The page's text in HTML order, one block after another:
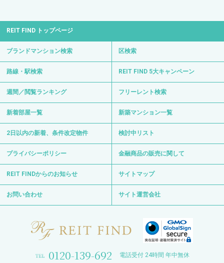
REIT FIND トップページ
ブランドマンション検索 区検索
路線・駅検索 REIT FIND 5大キャンペーン
週間／閲覧ランキング フリーレント検索
新着部屋一覧 新築マンション一覧
2日以内の新着、条件改定物件 検討中リスト
プライバシーポリシー 金融商品の販売に関して
REIT FINDからのお知らせ サイトマップ
お問い合わせ サイト運営会社
0120-139-692 電話受付 24時間 年中無休